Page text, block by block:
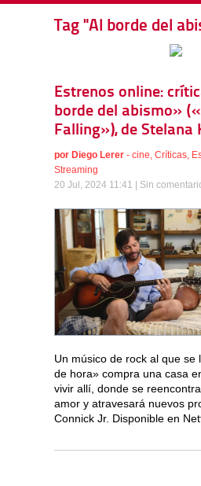
Tag "Al borde del
Estrenos online:
borde del abismo»
Falling»), de Stelana
por Diego Lerer - cine, Críticas,
Streaming
20 Jul, 2024 11:41 | Sin
Un músico de rock al que se
de hora» compra una casa
vivir allí, donde se
amor y atravesará nuevos
Connick Jr. Disponible en